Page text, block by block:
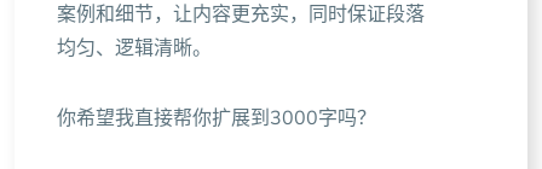
案例和细节，让内容更充实，同时保证段落
均匀、逻辑清晰。
你希望我直接帮你扩展到3000字吗？